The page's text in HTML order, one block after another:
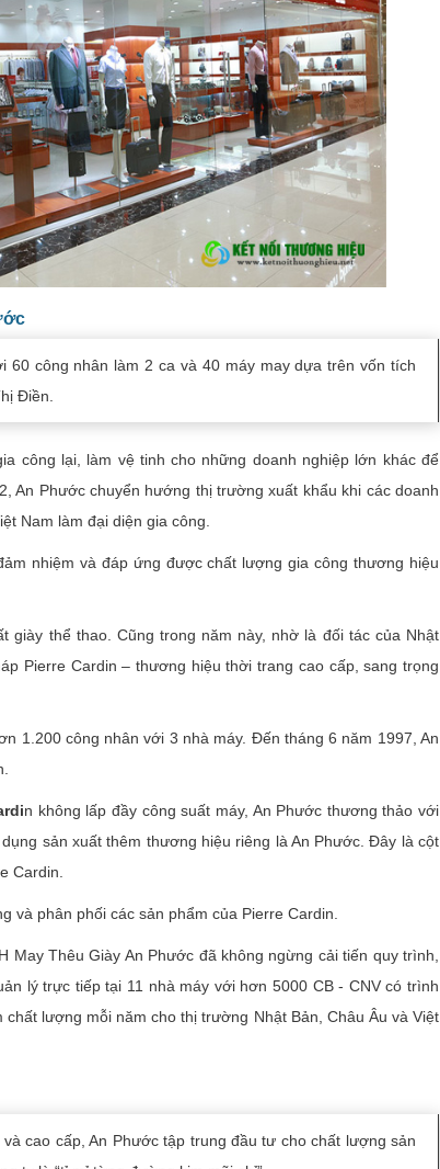
60 công nhân làm 2 ca và 40 máy may dựa trên vốn tích
Điền.
công lại, làm vệ tinh cho những doanh nghiệp lớn khác để
An Phước chuyển hướng thị trường xuất khẩu khi các doanh
Nam làm đại diện gia công.
nhiệm và đáp ứng được chất lượng gia công thương hiệu
giày thể thao. Cũng trong năm này, nhờ là đối tác của Nhật
Pierre Cardin – thương hiệu thời trang cao cấp, sang trọng
1.200 công nhân với 3 nhà máy. Đến tháng 6 năm 1997, An
n không lấp đầy công suất máy, An Phước thương thảo với
sản xuất thêm thương hiệu riêng là An Phước. Đây là cột
Cardin.
và phân phối các sản phẩm của Pierre Cardin.
May Thêu Giày An Phước đã không ngừng cải tiến quy trình,
lý trực tiếp tại 11 nhà máy với hơn 5000 CB - CNV có trình
lượng mỗi năm cho thị trường Nhật Bản, Châu Âu và Việt
cao cấp, An Phước tập trung đầu tư cho chất lượng sản